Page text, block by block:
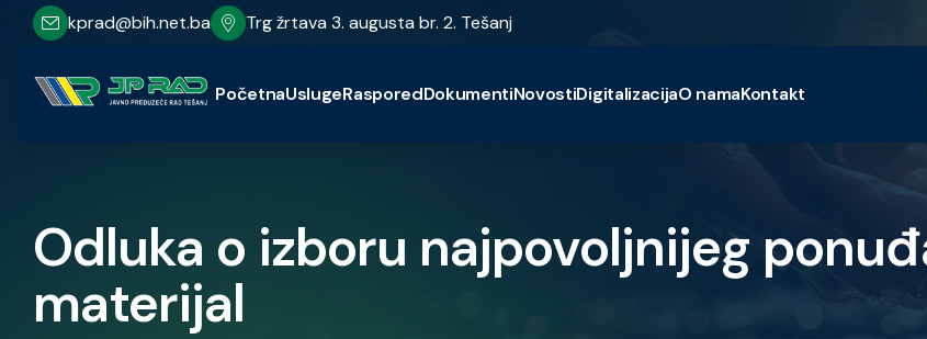
kprad@bih.net.ba Trg žrtava 3. augusta br. 2. Tešanj
PočetnaUslugeRasporedDokumentiNovostiDigitalizacijaO namaKontakt
Odluka o izboru najpovoljnijeg
materijal